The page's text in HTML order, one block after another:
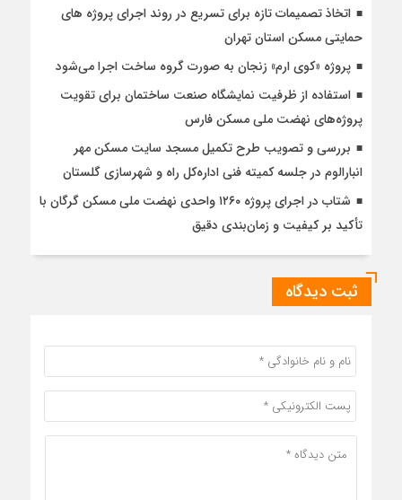
اتخاذ تصمیمات تازه برای تسریع در روند اجرای پروژه های
حمایتی مسکن استان تهران
پروژه «کوی ارم» زنجان به صورت گروه ساخت اجرا می‌شود
استفاده از ظرفیت نمایشگاه صنعت ساختمان برای تقویت
پروژه‌های نهضت ملی مسکن فارس
بررسی و تصویب طرح تکمیل مسجد سایت مسکن مهر
انبارالوم در جلسه کمیته فنی اداره‌کل راه و شهرسازی گلستان
شتاب در اجرای پروژه ۱۲۶۰ واحدی نهضت ملی مسکن گرگان با
تأکید بر کیفیت و زمان‌بندی دقیق
ثبت دیدگاه